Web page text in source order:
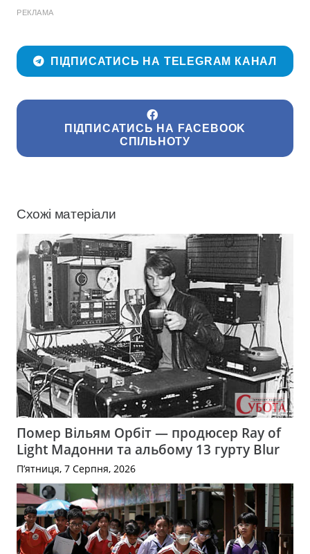
РЕКЛАМА
ПІДПИСАТИСЬ НА TELEGRAM КАНАЛ
ПІДПИСАТИСЬ НА FACEBOOK
СПІЛЬНОТУ
Схожі матеріали
Помер Вільям Орбіт — продюсер Ray of
Light Мадонни та альбому 13 гурту Blur
П’ятниця, 7 Серпня, 2026